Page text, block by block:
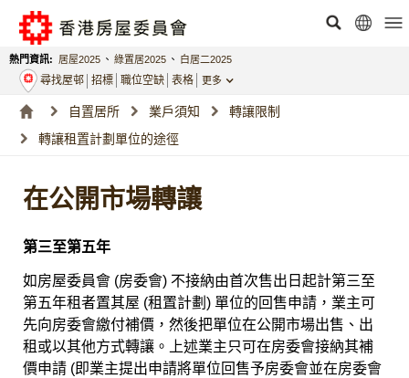
熱門資訊: 居屋2025 、 綠置居2025 、 白居二2025
尋找屋邨 招標 職位空缺 表格 更多
自置居所 業戶須知
轉讓限制
轉讓租置計劃單位的途徑
在公開市場轉讓
第三至第五年
如房屋委員會 (房委會) 不接納由首次售出日起計第三至
第五年租者置其屋 (租置計劃) 單位的回售申請，業主可
先向房委會繳付補價，然後把單位在公開市場出售、出
租或以其他方式轉讓。上述業主只可在房委會接納其補
價申請 (即業主提出申請將單位回售予房委會並在房委會